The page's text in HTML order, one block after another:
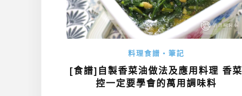
料理食譜・筆記
[食譜]自製香菜油做法及應用料理 香菜
控一定要學會的萬用調味料